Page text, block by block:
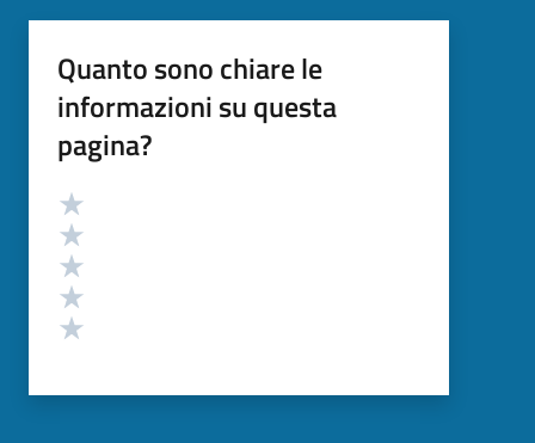
Quanto sono chiare le
informazioni su questa
pagina?
Valutazione